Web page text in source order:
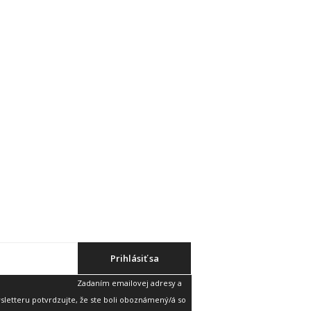
Prihlásiť sa
Zadaním emailovej adresy a
potvrdzujte, že ste boli oboznámený/á so